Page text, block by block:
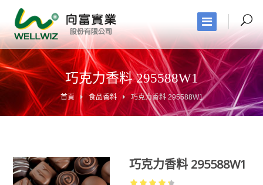
巧克力香料 295588W1
首頁 食品香料 巧克力香料 295588W1
巧克力香料 295588W1